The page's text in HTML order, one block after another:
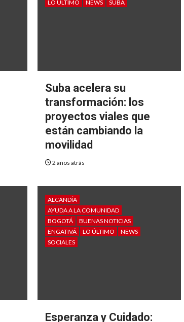
LO ÚLTIMO
NEWS SUBA
Suba acelera su
transformación: los
proyectos viales que
están cambiando la
movilidad
2 años atrás
ALCANDÍA
AYUDA A LA COMUNIDAD
BOGOTÁ
BUENAS NOTICIAS
ENGATIVÁ
LO ÚLTIMO
NEWS
SOCIALES
Esperanza y Cuidado: